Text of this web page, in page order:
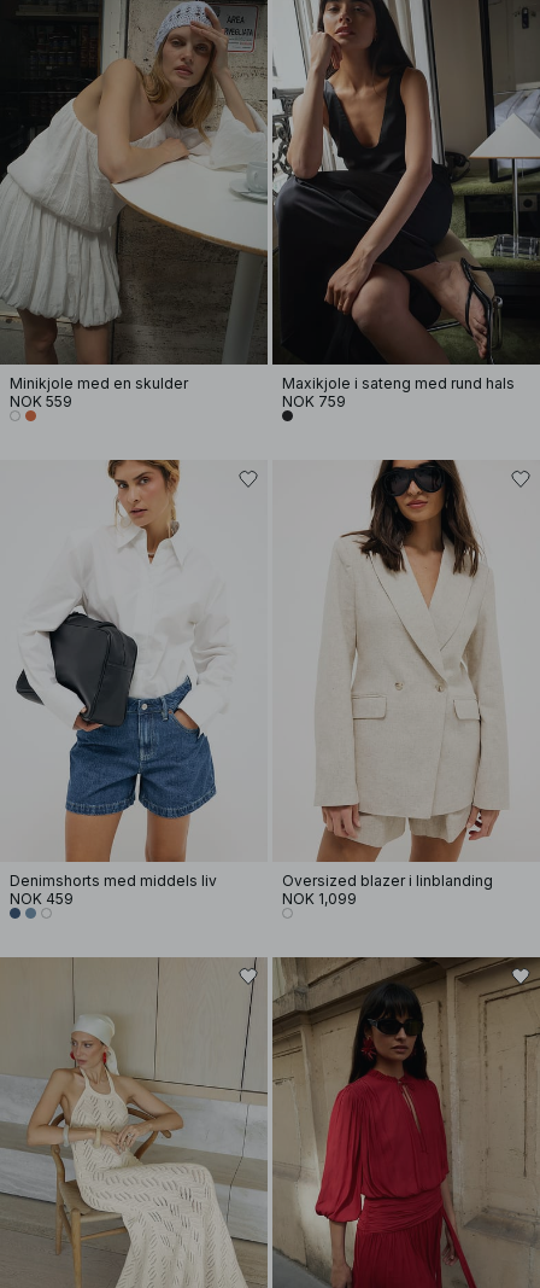
Minikjole med en skulder
NOK 559
Maxikjole i sateng med rund hals
NOK 759
Denimshorts med middels liv
NOK 459
Oversized blazer i linblanding
NOK 1,099